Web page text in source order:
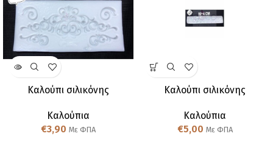
Καλούπι σιλικόνης
Καλούπια
€3,90 Με ΦΠΑ
Καλούπι σιλικόνης
Καλούπια
€5,00 Με ΦΠΑ